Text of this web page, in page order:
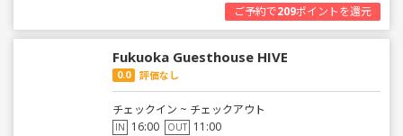
ご予約で209ポイントを還元
Fukuoka Guesthouse HIVE
0.0 評価なし
チェックイン ~ チェックアウト
IN 16:00 OUT 11:00